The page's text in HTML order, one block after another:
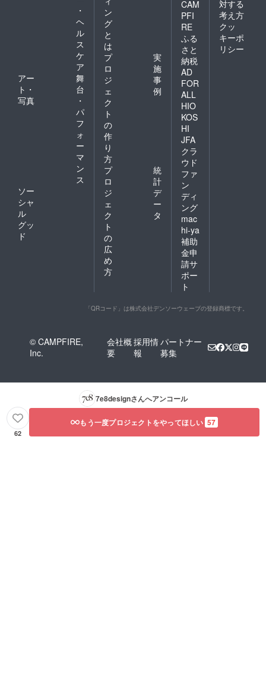
・
ヘ
ル
ス
ケ
ア
アー
ト・
写真
舞
台
・
パ
フ
ォ
ー
マ
ン
ス
ソー
シャ
ル
グッ
ド
ン
グ
と
は
プ
ロ
ジ
ェ
ク
ト
の
作
り
方
実
施
事
例
プ
ロ
ジ
ェ
ク
ト
の
広
め
方
統
計
デ
ー
タ
CAM
PFI
RE
ふる
さと
納税
AD
FOR
ALL
HIO
KOS
HI
JFA
クラ
ウド
ファ
ン
ディ
ング
mac
hi-ya
補助
金申
請サ
ポー
ト
対する
考え方
クッ
キーポ
リシー
「QRコード」は株式会社デンソーウェーブの登録商標です。
© CAMPFIRE,
Inc.
会社概
要
採用情
報
パートナー
募集
7e8designさんへアンコール
62
もう一度プロジェクトをやってほしい 57